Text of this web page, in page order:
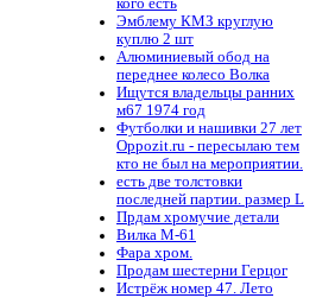
кого есть
Эмблему КМЗ круглую
куплю 2 шт
Алюминиевый обод на
переднее колесо Волка
Ищутся владельцы ранних
м67 1974 год
Футболки и нашивки 27 лет
Oppozit.ru - пересылаю тем
кто не был на мероприятии.
есть две толстовки
последней партии. размер L
Прдам хромучие детали
Вилка М-61
Фара хром.
Продам шестерни Герцог
Истрёж номер 47. Лето